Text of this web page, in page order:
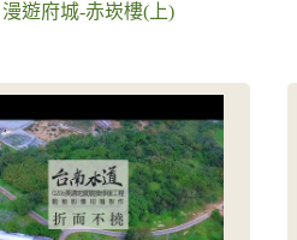
漫遊府城-赤崁樓(上)